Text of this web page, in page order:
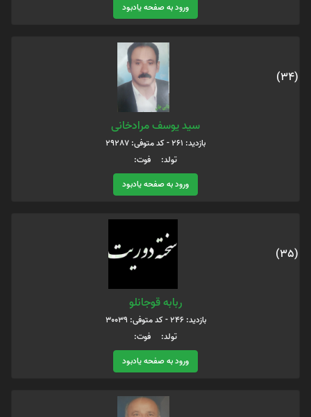
ورود به صفحه یادبود
(34)
سید یوسف مرادخانی
بازدید: 261 - کد متوفی: 29287
تولد: فوت:
ورود به صفحه یادبود
(35)
ربابه قوجانلو
بازدید: 246 - کد متوفی: 30039
تولد: فوت:
ورود به صفحه یادبود